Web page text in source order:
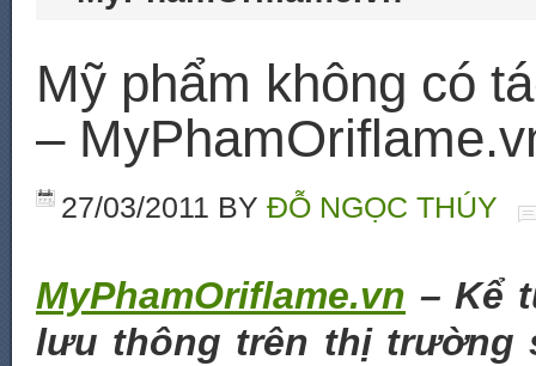
Mỹ phẩm không có
–
27/03/2011 BY ĐỖ NGỌC THÚY
MyPhamOriflame.vn – Kể
lưu thông trên thị trường